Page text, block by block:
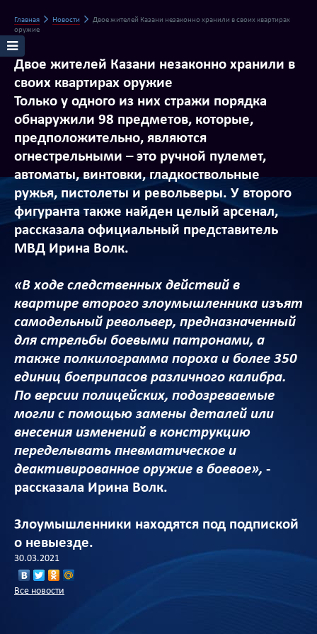
Главная Новости
Двое жителей Казани незаконно хранили в своих квартирах
оружие
Двое жителей Казани незаконно хранили в
своих квартирах оружие
Только у одного из них стражи порядка
обнаружили 98 предметов, которые,
предположительно, являются
огнестрельными – это ручной пулемет,
автоматы, винтовки, гладкоствольные
ружья, пистолеты и револьверы. У второго
фигуранта также найден целый арсенал,
рассказала официальный представитель
МВД Ирина Волк.
«В ходе следственных действий в
квартире второго злоумышленника изъят
самодельный револьвер, предназначенный
для стрельбы боевыми патронами, а
также полкилограмма пороха и более 350
единиц боеприпасов различного калибра.
По версии полицейских, подозреваемые
могли с помощью замены деталей или
внесения изменений в конструкцию
переделывать пневматическое и
деактивированное оружие в боевое», -
рассказала Ирина Волк.
Злоумышленники находятся под подпиской
о невыезде.
30.03.2021
Все новости